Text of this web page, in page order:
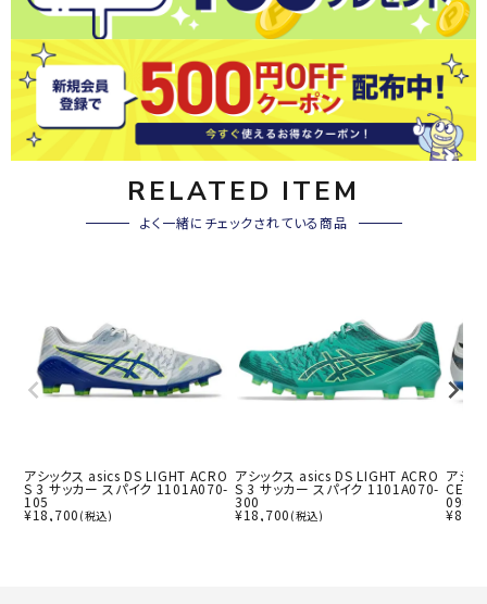
RELATED ITEM
よく一緒にチェックされている商品
アシックス asics DS LIGHT ACRO
S 3 サッカー スパイク 1101A070-
105
¥18,700 (税込)
アシックス asics DS LIGHT ACRO
S 3 サッカー スパイク 1101A070-
300
¥18,700 (税込)
アシ
CE
098-
¥